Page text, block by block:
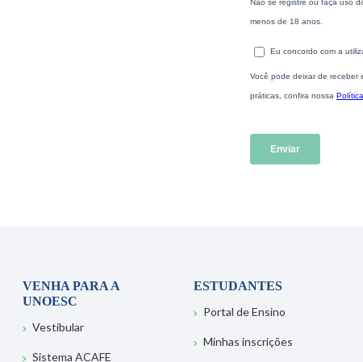
VENHA PARA A
UNOESC
Vestibular
Sistema ACAFE
ESTUDANTES
Portal de Ensino
Minhas inscrições